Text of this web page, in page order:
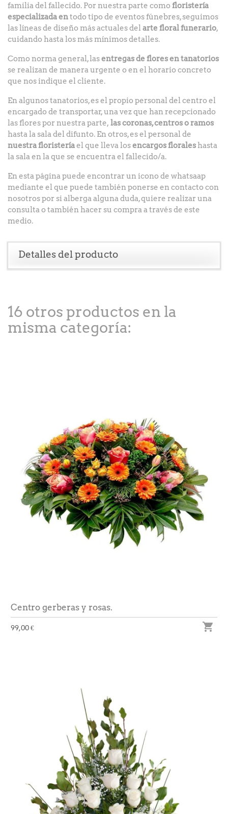
familia del fallecido. Por nuestra parte como floristería
especializada entodo tipo de eventos fúnebres, seguimos
las líneas de diseño más actuales delarte floral funerario,
cuidando hasta los más mínimos detalles.
Como norma general, lasentregas de flores en tanatorios
se realizan de manera urgente o en el horario concreto
que nos indique el cliente.
En algunos tanatorios, es el propio personal del centro el
encargado de transportar, una vez que han recepcionado
las flores por nuestra parte, las coronas, centros o ramos
hasta la sala del difunto. En otros, es el personal de
nuestra floristeríael que lleva losencargos floraleshasta
la sala en la que se encuentra el fallecido/a.
En esta página puede encontrar un icono de whatsaap
mediante el que puede también ponerse en contacto con
nosotros por si alberga alguna duda, quiere realizar una
consulta o también hacer su compra a través de este
medio.
Detalles del producto
16 otros productos en la
misma categoría:
Centro gerberas y rosas.
99,00 € 